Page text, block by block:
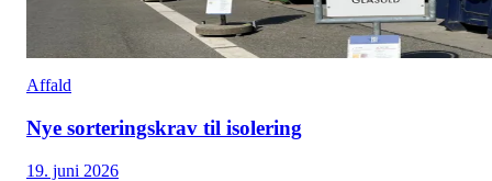
Affald
Nye sorteringskrav til isolering
19. juni 2026